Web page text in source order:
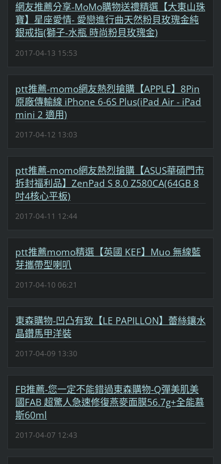
網友推薦分享-MoMo購物送禮精選【大東山珠
寶】星座愛情- 愛戀進行曲天然粉貝玫瑰金純
銀戒指(獅子-水瓶 時尚粉貝玫瑰金)
2017-04-13 15:53
ptt推薦-momo網友熱烈搶購【APPLE】8Pin
原廠傳輸線 iPhone 6-6S Plus(iPad Air - iPad
mini 2 適用)
2017-04-12 13:03
ptt推薦-momo網友熱烈搶購【ASUS華碩門市
拆封福利品】ZenPad S 8.0 Z580CA(64GB 8
吋4核心平板)
2017-04-11 12:44
ptt推薦momo精選【英國 KEF】Muo 無線藍
芽攜帶型喇叭
2017-04-10 06:21
東森購物-凹凸有致【LE PAPILLON】蕾絲鑲水
晶鑽馬甲洋裝
2017-04-09 13:30
FB推薦-您一定不能錯過東森購物-Q彈美肌美
國FAB 超驚人急速修復燕麥面膜56.7g+全能慕
斯60ml
2017-04-07 12:43